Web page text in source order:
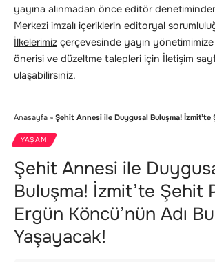
yayına alınmadan önce editör
Merkezi imzalı içeriklerin editoryal
İlkelerimiz çerçevesinde yayın
önerisi ve düzeltme talepleri için İletişim
ulaşabilirsiniz.
Anasayfa » Şehit Annesi ile Duygusal Buluşma! İzmit’te Şehit Piyade Er Ergün
YAŞAM
Şehit Annesi ile
Buluşma! İzmit’te Şehit
Ergün Köncü’nün Adı
Yaşayacak!